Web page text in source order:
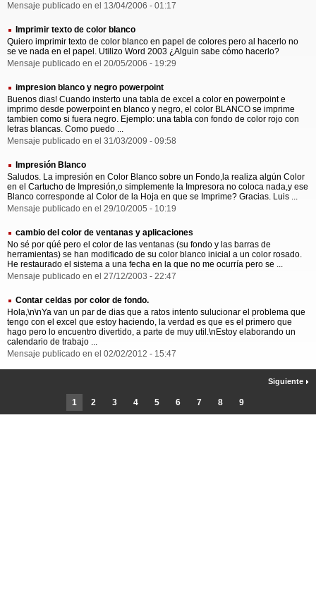
Mensaje publicado en el 13/04/2006 - 01:17
Imprimir texto de color blanco
Quiero imprimir texto de color blanco en papel de colores pero al hacerlo no
se ve nada en el papel. Utilizo Word 2003 ¿Alguin sabe cómo hacerlo?
Mensaje publicado en el 20/05/2006 - 19:29
impresion blanco y negro powerpoint
Buenos dias! Cuando insterto una tabla de excel a color en powerpoint e
imprimo desde powerpoint en blanco y negro, el color BLANCO se imprime
tambien como si fuera negro. Ejemplo: una tabla con fondo de color rojo con
letras blancas. Como puedo ...
Mensaje publicado en el 31/03/2009 - 09:58
Impresión Blanco
Saludos. La impresión en Color Blanco sobre un Fondo,la realiza algún Color
en el Cartucho de Impresión,o simplemente la Impresora no coloca nada,y ese
Blanco corresponde al Color de la Hoja en que se Imprime? Gracias. Luis ...
Mensaje publicado en el 29/10/2005 - 10:19
cambio del color de ventanas y aplicaciones
No sé por qúé pero el color de las ventanas (su fondo y las barras de
herramientas) se han modificado de su color blanco inicial a un color rosado.
He restaurado el sistema a una fecha en la que no me ocurría pero se ...
Mensaje publicado en el 27/12/2003 - 22:47
Contar celdas por color de fondo.
Hola,\n\nYa van un par de dias que a ratos intento sulucionar el problema que
tengo con el excel que estoy haciendo, la verdad es que es el primero que
hago pero lo encuentro divertido, a parte de muy util.\nEstoy elaborando un
calendario de trabajo ...
Mensaje publicado en el 02/02/2012 - 15:47
1 2 3 4 5 6 7 8 9
Siguiente